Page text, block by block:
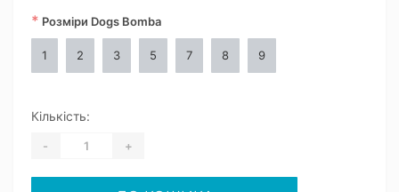
* Розміри Dogs Bomba
1 2 3 5 7 8 9
Кількість:
- +